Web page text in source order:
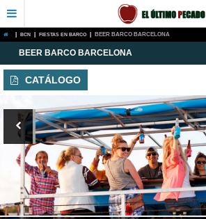
BCN FIESTAS EN BARCO BEER BARCO BARCELONA
BEER BARCO BARCELONA
CATÁLOGO